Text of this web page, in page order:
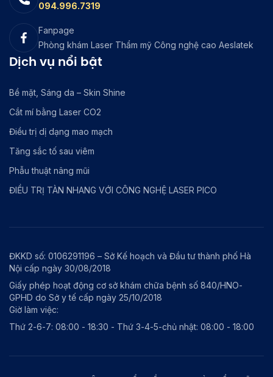
094.996.7319
Fanpage
Phòng khám Laser Thẩm mỹ Công nghệ cao Aeslatek
Dịch vụ nổi bật
Bề mặt, Sáng da – Skin Shine
Cắt mí bằng Laser CO2
Điều trị dị dạng mao mạch
Tăng sắc tố sau viêm
Phẫu thuật nâng mũi
ĐIỀU TRỊ TÀN NHANG VỚI CÔNG NGHỆ LASER PICO
ĐKKD số: 0106291196 – Sở Kế hoạch và Đầu tư thành phố Hà
Nội cấp ngày 30/08/2018
Giấy phép hoạt động cơ sở khám chữa bệnh số 840/HNO-
GPHD do Sở y tế cấp ngày 25/10/2018
Giờ làm việc:
Thứ 2-6-7: 08:00 - 18:30 - Thứ 3-4-5-chủ nhật: 08:00 - 18:00